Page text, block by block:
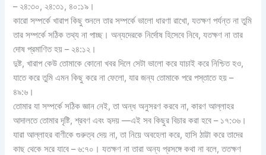
– ২৪:৩০, ২৪:৩১, ৪০:১৯।
কারো সম্পর্কে খারাপ কিছু শুনলে তার সম্পর্কে ভালো ধারণা রাখো, যতক্ষণ পর্যন্ত না তুমি
তার সম্পর্কে সঠিক তথ্য না পাচ্ছ। অন্যদেরকে নির্দোষ হিসেবে নিবে, যতক্ষণ না তার
দোষ প্রমাণিত হয় – ২৪:১২।
দুষ্ট, খারাপ কেউ তোমাকে কোনো খবর দিলে সেটা ভালো করে যাচাই করে নিশ্চিত হও,
যাতে করে তুমি এমন কিছু করে না ফেলো, যার জন্য তোমাকে পরে পস্তাতে হয় –
৪৯:৬।
তোমার যা সম্পর্কে সঠিক জ্ঞান নেই, তা অন্ধ অনুসরণ করবে না, কারণ আল্লাহর
আদালতে তোমার দৃষ্টি, শ্রবণ এবং হৃদয় —এই সব কিছুর বিচার করা হবে – ১৭:৩৬।
যারা আল্লাহর বাণীকে গুরুত্ব দেয় না, তা নিয়ে অবহেলা করে, হাসি ঠাট্টা করে তাদের
কাছ থেকে সরে যাবে – ৬:৭০। যতক্ষণ না তারা অন্য প্রসঙ্গে কথা না বলে, ততক্ষণ